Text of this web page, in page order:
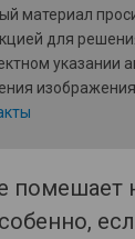
материал
для
указании
изображения.
помешает